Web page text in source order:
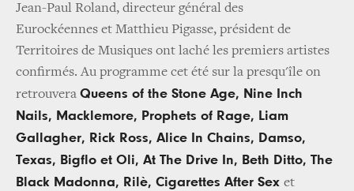
Jean-Paul Roland, directeur général des
Eurockéennes et Matthieu Pigasse, président de
Territoires de Musiques ont laché les premiers artistes
confirmés. Au programme cet été sur la presqu'île on
retrouvera Queens of the Stone Age, Nine Inch
Nails, Macklemore, Prophets of Rage, Liam
Gallagher, Rick Ross, Alice In Chains, Damso,
Texas, Bigflo et Oli, At The Drive In, Beth Ditto, The
Black Madonna, Rilè, Cigarettes After Sex et